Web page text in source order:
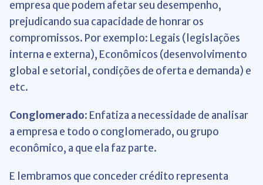
empresa que podem afetar seu desempenho,
prejudicando sua capacidade de honrar os
compromissos. Por exemplo: Legais (legislações
interna e externa), Econômicos (desenvolvimento
global e setorial, condições de oferta e demanda) e
etc.
Conglomerado: Enfatiza a necessidade de analisar
a empresa e todo o conglomerado, ou grupo
econômico, a que ela faz parte.
E lembramos que conceder crédito representa